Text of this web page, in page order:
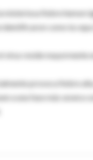
misteriosa fiebre
identificaron como la
el virus reside
provoca fiebre
a una fase más severa